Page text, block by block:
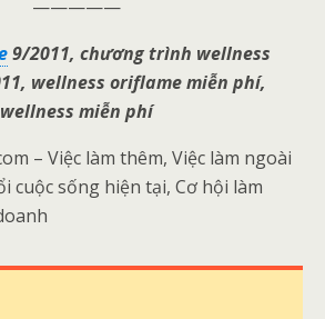
—————
9/2011, chương trình wellness
wellness oriflame miễn phí,
wellness miễn phí
– Việc làm thêm, Việc làm ngoài
cuộc sống hiện tại, Cơ hội làm